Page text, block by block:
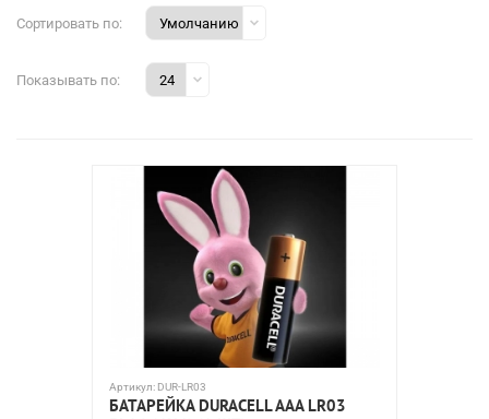
Сортировать по:
Показывать по:
Артикул: DUR-LR03
БАТАРЕЙКА DURACELL AAA LR03